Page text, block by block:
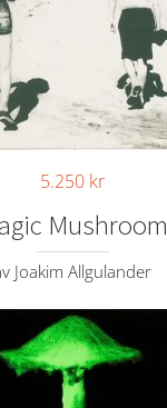
5.250 kr
Mushroom
Joakim Allgulander